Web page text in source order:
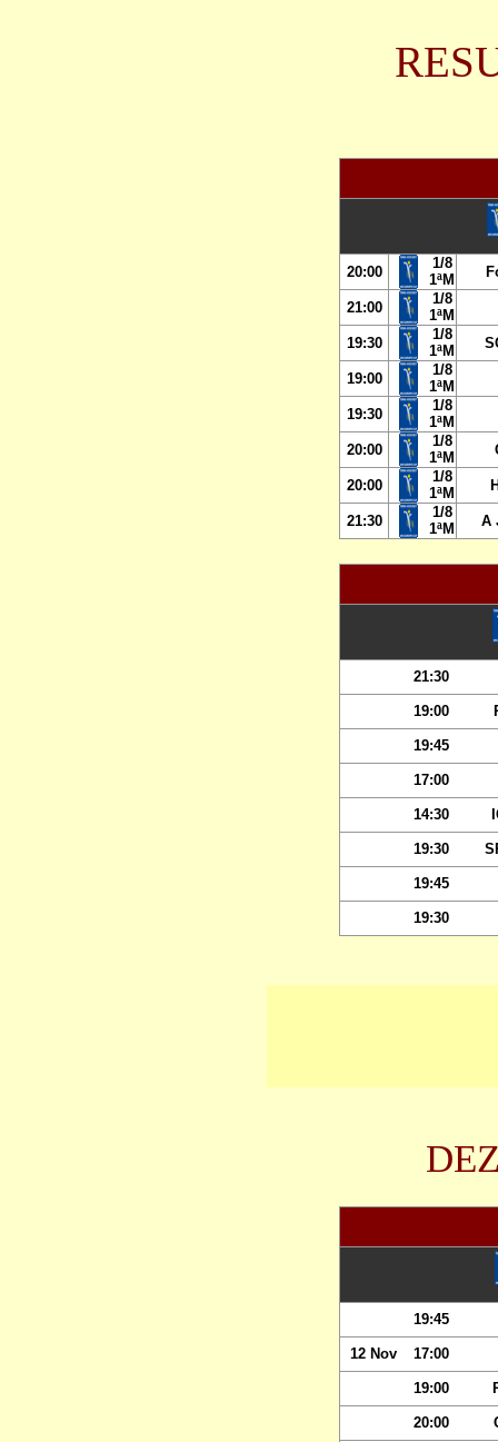
20:00
1/8
1ªM
21:00
1/8
1ªM
19:30
1/8
1ªM
19:00
1/8
1ªM
19:30
1/8
1ªM
20:00
1/8
1ªM
20:00
1/8
1ªM
21:30
1/8
1ªM
A
21:30
19:00
19:45
17:00
14:30
19:30
19:45
19:30
19:45
12 Nov 17:00
19:00
20:00